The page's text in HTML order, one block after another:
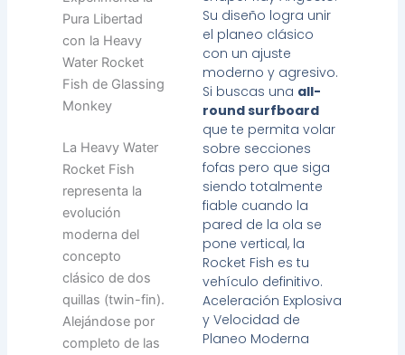
Su diseño logra unir
el planeo clásico
con un ajuste
moderno y agresivo.
Si buscas una all-
round surfboard
que te permita volar
sobre secciones
fofas pero que siga
siendo totalmente
fiable cuando la
pared de la ola se
pone vertical, la
Rocket Fish es tu
vehículo definitivo.
Aceleración Explosiva
y Velocidad de
Planeo Moderna
Pura Libertad
con la Heavy
Water Rocket
Fish de Glassing
Monkey
La Heavy Water
Rocket Fish
representa la
evolución
moderna del
concepto
clásico de dos
quillas (twin-fin).
Alejándose por
completo de las